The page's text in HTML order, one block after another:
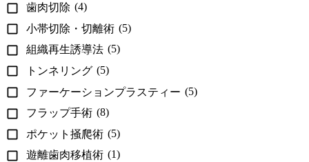
歯肉切除 (4)
小帯切除・切離術 (5)
組織再生誘導法 (5)
トンネリング (5)
ファーケーションプラスティー (5)
フラップ手術 (8)
ポケット掻爬術 (5)
遊離歯肉移植術 (1)